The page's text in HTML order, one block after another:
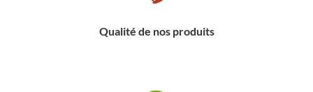
Qualité de nos produits